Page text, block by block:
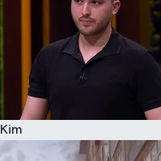
Kim
Kültür Sanat
Sağlık
Siyaset
Teknoloji